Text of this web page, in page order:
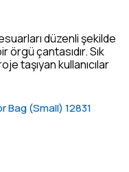
düzenli şekilde
örgü çantasıdır. Sık
taşıyan kullanıcılar
Bag (Small) 12831